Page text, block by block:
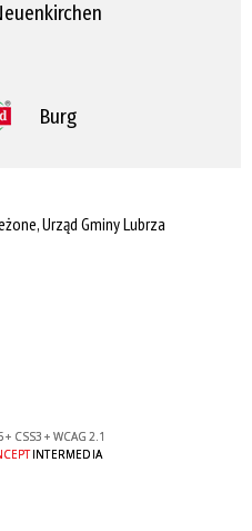
Burg
Urząd Gminy Lubrza
+ CSS3 + WCAG 2.1
INTERMEDIA